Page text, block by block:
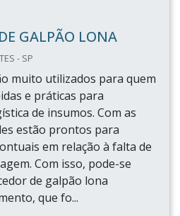
GALPÃO LONA
- SP
muito utilizados para quem
e práticas para
de insumos. Com as
estão prontos para
em relação à falta de
Com isso, pode-se
de galpão lona
que fo...